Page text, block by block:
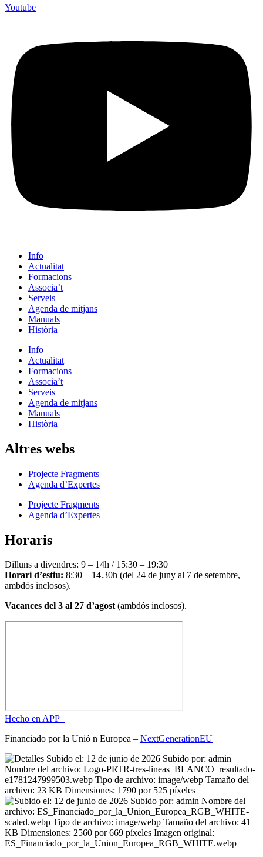
Youtube
Info
Actualitat
Formacions
Associa’t
Serveis
Agenda de mitjans
Manuals
Història
Info
Actualitat
Formacions
Associa’t
Serveis
Agenda de mitjans
Manuals
Història
Altres webs
Projecte Fragments
Agenda d’Expertes
Projecte Fragments
Agenda d’Expertes
Horaris
Dilluns a divendres: 9 – 14h / 15:30 – 19:30
Horari d’estiu: 8:30 – 14.30h (del 24 de juny al 7 de setembre,
ambdós inclosos).
Vacances del 3 al 27 d’agost(ambdós inclosos).
Hecho en APP_
Financiado por la Unió n Europea – NextGenerationEU